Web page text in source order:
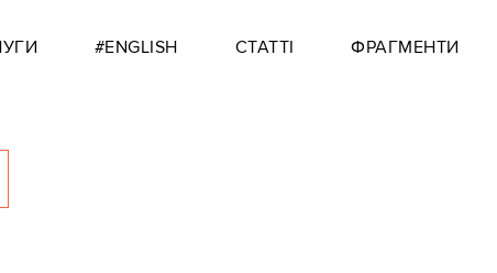
#ENGLISH СТАТТІ ФРАГМЕНТИ